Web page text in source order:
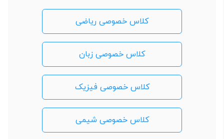
کلاس خصوصی ریاضی
کلاس خصوصی زبان
کلاس خصوصی فیزیک
کلاس خصوصی شیمی